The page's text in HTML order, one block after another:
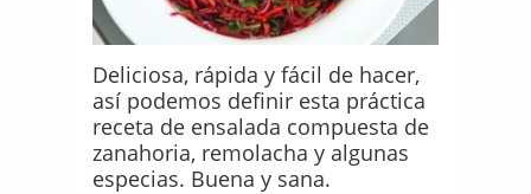
Deliciosa, rápida y fácil de hacer,
así podemos definir esta práctica
receta de ensalada compuesta de
zanahoria, remolacha y algunas
especias. Buena y sana.